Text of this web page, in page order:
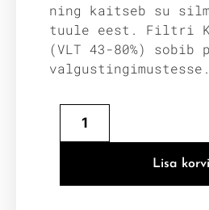
ning kaitseb su
tuule eest. Filtri
(VLT 43-80%) sobib
valgustingimustesse.
Lisa korvi